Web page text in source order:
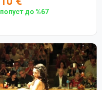
попуст до %67